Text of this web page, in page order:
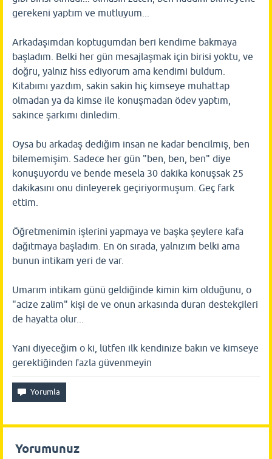
gerekeni yaptım ve mutluyum...
Arkadaşımdan koptugumdan beri kendime bakmaya
başladım. Belki her gün mesajlaşmak için birisi yoktu, ve
doğru, yalnız hiss ediyorum ama kendimi buldum.
Kitabımı yazdım, sakin sakin hiç kimseye muhattap
olmadan ya da kimse ile konuşmadan ödev yaptım,
sakince şarkımı dinledim.
Oysa bu arkadaş dediğim insan ne kadar bencilmiş, ben
bilememişim. Sadece her gün "ben, ben, ben" diye
konuşuyordu ve bende mesela 30 dakika konuşsak 25
dakikasını onu dinleyerek geçiriyormuşum. Geç fark
ettim.
Öğretmenimin işlerini yapmaya ve başka şeylere kafa
dağıtmaya başladım. En ön sırada, yalnızım belki ama
bunun intikam yeri de var.
Umarım intikam günü geldiğinde kimin kim olduğunu, o
"acize zalim" kişi de ve onun arkasında duran destekçileri
de hayatta olur...
Yani diyeceğim o ki, lütfen ilk kendinize bakın ve kimseye
gerektiğinden fazla güvenmeyin
Yorumunuz